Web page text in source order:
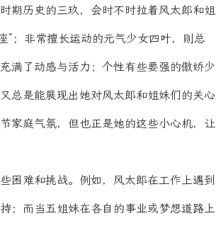
期历史的三玖，会时不时拉着风太郎和姐
”；非常擅长运动的元气少女四叶，则总
满了动感与活力；个性有些要强的傲娇少
总是能展现出她对风太郎和姐妹们的关心
家庭气氛，但也正是她的这些小心机，让
困难和挑战。例如，风太郎在工作上遇到
；而当五姐妹在各自的事业或梦想道路上